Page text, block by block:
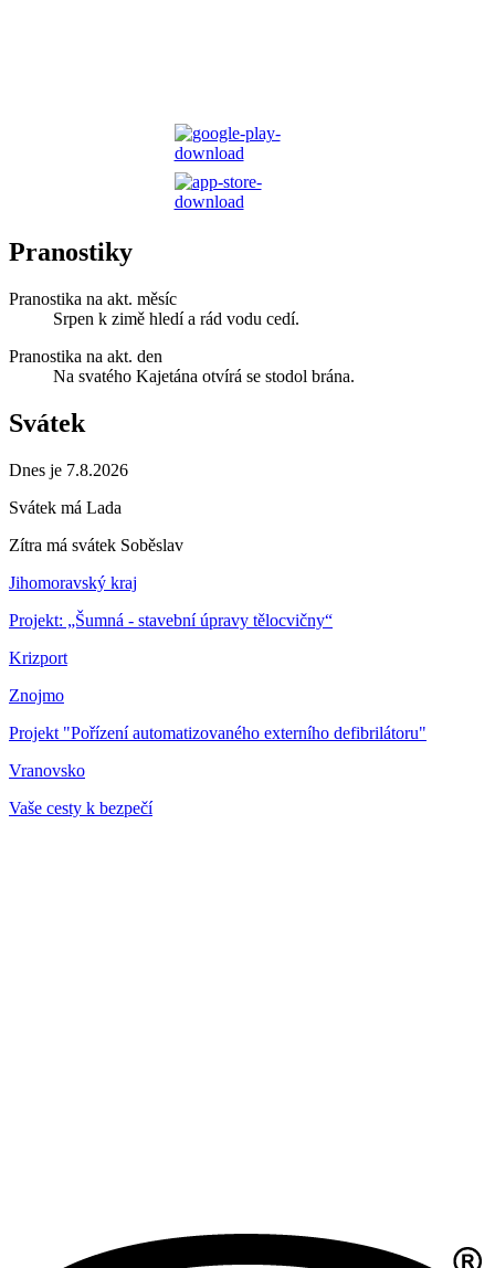
Pranostiky
Pranostika na akt. měsíc
Srpen k zimě hledí a rád vodu cedí.
Pranostika na akt. den
Na svatého Kajetána otvírá se stodol brána.
Svátek
Dnes je 7.8.2026
Svátek má Lada
Zítra má svátek Soběslav
Jihomoravský kraj
Projekt: „Šumná - stavební úpravy tělocvičny“
Krizport
Znojmo
Projekt "Pořízení automatizovaného externího defibrilátoru"
Vranovsko
Vaše cesty k bezpečí